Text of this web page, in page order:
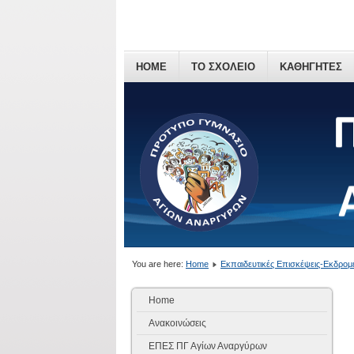
HOME ΤΟ ΣΧΟΛΕΙΟ ΚΑΘΗΓΗΤΕΣ
You are here: Home Εκπαιδευτικές Επισκέψεις-
Home
Ανακοινώσεις
ΕΠΕΣ ΠΓ Αγίων Αναργύρων